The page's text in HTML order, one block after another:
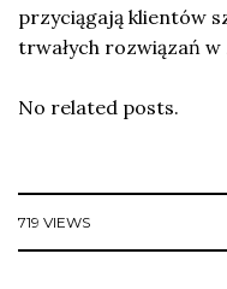
przyciągają klientów
trwałych rozwiązań w
No related posts.
719 VIEWS